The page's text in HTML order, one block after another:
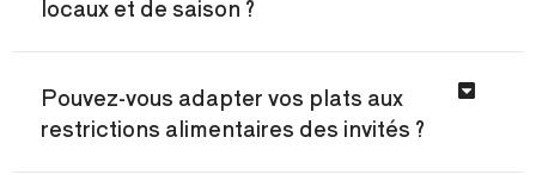
locaux et de saison ?
Pouvez-vous adapter vos plats aux
restrictions alimentaires des invités ?